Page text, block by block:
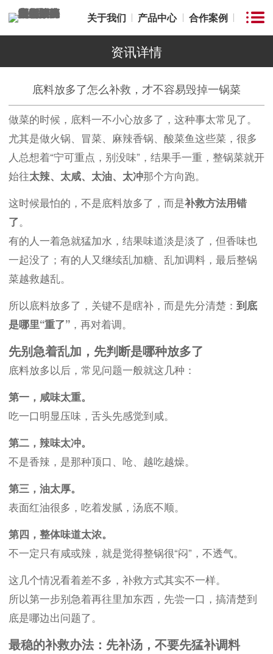
关于我们 产品中心 合作案例
资讯详情
底料放多了怎么补救，才不容易毁掉一锅菜
做菜的时候，底料一不小心放多了，这种事太常见了。
尤其是做火锅、冒菜、麻辣香锅、酸菜鱼这些菜，很多
人总想着“宁可重点，别没味”，结果手一重，整锅菜就开
始往太辣、太咸、太油、太冲那个方向跑。
这时候最怕的，不是底料放多了，而是补救方法用错
了。
有的人一着急就猛加水，结果味道淡是淡了，但香味也
一起没了；有的人又继续乱加糖、乱加调料，最后整锅
菜越救越乱。
所以底料放多了，关键不是瞎补，而是先分清楚： 到底
是哪里“重了” ，再对着调。
先别急着乱加，先判断是哪种放多了
底料放多以后，常见问题一般就这几种：
第一，咸味太重。
吃一口明显压味，舌头先感觉到咸。
第二，辣味太冲。
不是香辣，是那种顶口、呛、越吃越燥。
第三，油太厚。
表面红油很多，吃着发腻，汤底不顺。
第四，整体味道太浓。
不一定只有咸或辣，就是觉得整锅很“闷”，不透气。
这几个情况看着差不多，补救方式其实不一样。
所以第一步别急着再往里加东西，先尝一口，搞清楚到
底是哪边出问题了。
最稳的补救办法：先补汤，不要先猛补调料